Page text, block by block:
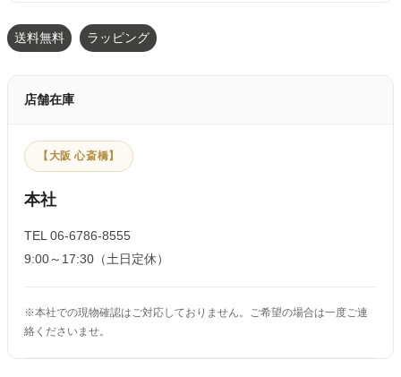
送料無料 ラッピング
店舗在庫
【大阪 心斎橋】
本社
TEL 06-6786-8555
9:00～17:30（土日定休）
※本社での現物確認はご対応しておりません。ご希望の場合は一度ご連
絡くださいませ。